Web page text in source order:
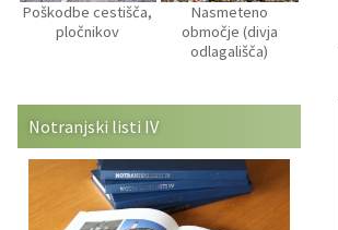
Poškodbe cestišča,
pločnikov
Nasmeteno
območje (divja
odlagališča)
Notranjski listi IV